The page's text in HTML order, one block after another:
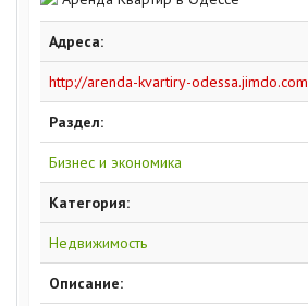
Адреса:
http://arenda-kvartiry-odessa.jimdo.com
Раздел:
Бизнес и экономика
Категория:
Недвижимость
Описание: